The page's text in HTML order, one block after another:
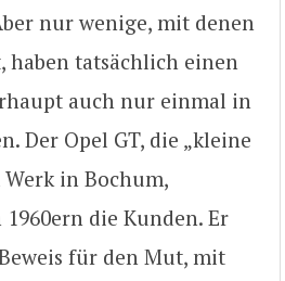
nur wenige, mit denen
haben tatsächlich einen
auch nur einmal in
Der Opel GT, die „kleine
Werk in Bochum,
die Kunden. Er
für den Mut, mit